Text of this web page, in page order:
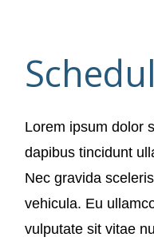
Lorem ipsum dolor
dapibus tincidunt
Nec gravida
vehicula. Eu
vulputate sit vitae